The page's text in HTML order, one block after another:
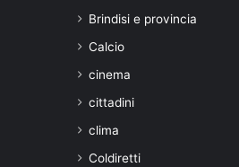
Brindisi e provincia
Calcio
cinema
cittadini
clima
Coldiretti